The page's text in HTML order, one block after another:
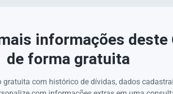
informações deste
de forma gratuita
gratuita com histórico de dívidas, dados